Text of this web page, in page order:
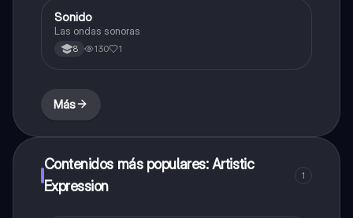
Música
Sonido
Las ondas sonoras
8 130 1
Más
Contenidos más populares: Artistic
Expression
1